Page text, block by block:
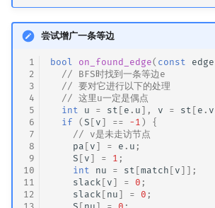
尝试增广一条等边
1
2
3
4
5
6
7
8
9
10
11
12
bool on_found_edge( const edge
// BFS时找到一条等边e
// 要对它进行以下的处理
// 这里u一定是偶点
int
u = st [ e . u ], v = st [ e . v
if
(S [ v ] == -1 )
{
// v是未走访节点
pa [ v ] = e . u ;
S [ v ] = 1 ;
int
nu = st [match [ v ]];
slack [ v ] = 0 ;
slack [ nu ] = 0 ;